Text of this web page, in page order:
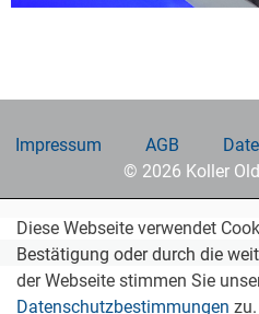
Impressum AGB
© 2026 Koller
Diese Webseite verwendet
Bestätigung oder durch die
der Webseite stimmen Sie
Datenschutzbestimmungen zu.